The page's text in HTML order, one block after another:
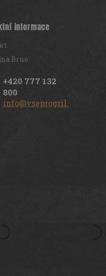
informace
Brno
+420 777 132
800
info@vseprogril.cz